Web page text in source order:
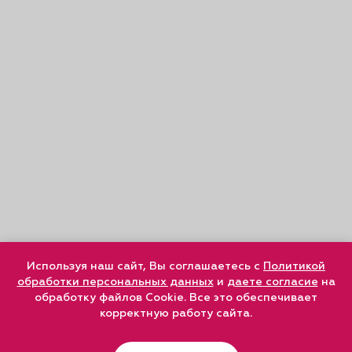
Используя наш сайт, Вы соглашаетесь с Политикой
обработки персональных данныхи даете согласие на
обработку файлов Cookie. Все это обеспечивает
корректную работу сайта.